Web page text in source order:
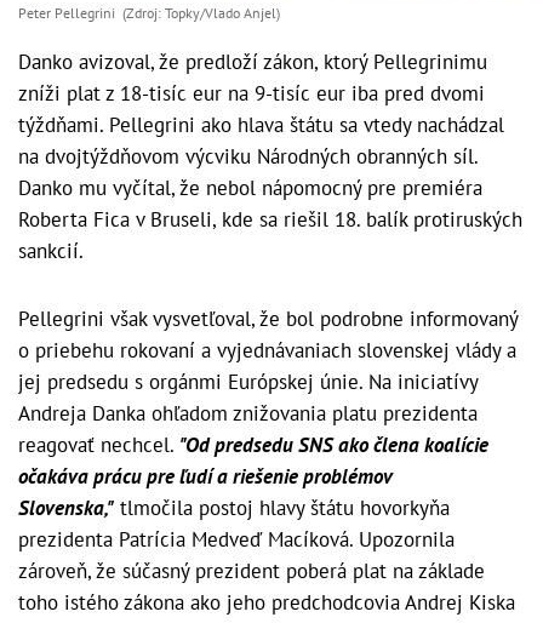
Peter Pellegrini (Zdroj: Topky/Vlado Anjel)
Danko avizoval, že predloží zákon, ktorý Pellegrinimu
zníži plat z 18-tisíc eur na 9-tisíc eur iba pred dvomi
týždňami. Pellegrini ako hlava štátu sa vtedy nachádzal
na dvojtýždňovom výcviku Národných obranných síl.
Danko mu vyčítal, že nebol nápomocný pre premiéra
Roberta Fica v Bruseli, kde sa riešil 18. balík protiruských
sankcií.
Pellegrini však vysvetľoval, že bol podrobne informovaný
o priebehu rokovaní a vyjednávaniach slovenskej vlády a
jej predsedu s orgánmi Európskej únie. Na iniciatívy
Andreja Danka ohľadom znižovania platu prezidenta
reagovať nechcel. "Od predsedu SNS ako člena koalície
očakáva prácu pre ľudí a riešenie problémov
Slovenska," tlmočila postoj hlavy štátu hovorkyňa
prezidenta Patrícia Medveď Macíková. Upozornila
zároveň, že súčasný prezident poberá plat na základe
toho istého zákona ako jeho predchodcovia Andrej Kiska